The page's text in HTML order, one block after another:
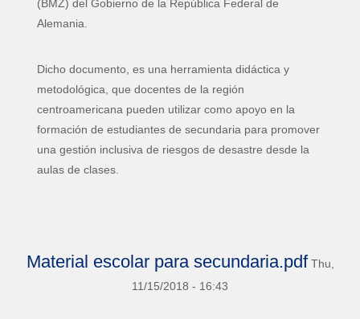
(BMZ) del Gobierno de la República Federal de
Alemania.
Dicho documento, es una herramienta didáctica y
metodológica, que docentes de la región
centroamericana pueden utilizar como apoyo en la
formación de estudiantes de secundaria para promover
una gestión inclusiva de riesgos de desastre desde la
aulas de clases.
Material escolar para secundaria.pdf Thu,
11/15/2018 - 16:43